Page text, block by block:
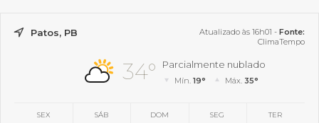
Patos, PB Atualizado às 16h01 - Fonte:
ClimaTempo
34° Parcialmente nublado
Mín.19° Máx. 35°
SEX SÁB DOM SEG TER